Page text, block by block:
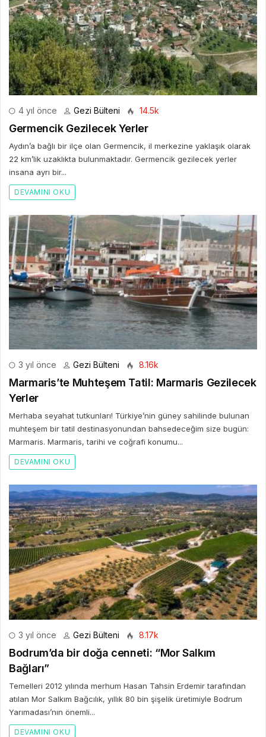
4 yıl önce Gezi Bülteni 14.5k
Germencik Gezilecek Yerler
Aydın’a bağlı bir ilçe olan Germencik, il merkezine yaklaşık olarak
22 km’lik uzaklıkta bulunmaktadır. Germencik gezilecek yerler
insana ayrı bir...
DEVAMINI OKU
3 yıl önce Gezi Bülteni 8.16k
Marmaris’te Muhteşem Tatil: Marmaris Gezilecek
Yerler
Merhaba seyahat tutkunları! Türkiye’nin güney sahilinde bulunan
muhteşem bir tatil destinasyonundan bahsedeceğim size bugün:
Marmaris. Marmaris, tarihi ve coğrafi konumu...
DEVAMINI OKU
3 yıl önce Gezi Bülteni 8.17k
Bodrum’da bir doğa cenneti: “Mor Salkım
Bağları”
Temelleri 2012 yılında merhum Hasan Tahsin Erdemir tarafından
atılan Mor Salkım Bağcılık, yıllık 80 bin şişelik üretimiyle Bodrum
Yarımadası’nın önemli...
DEVAMINI OKU